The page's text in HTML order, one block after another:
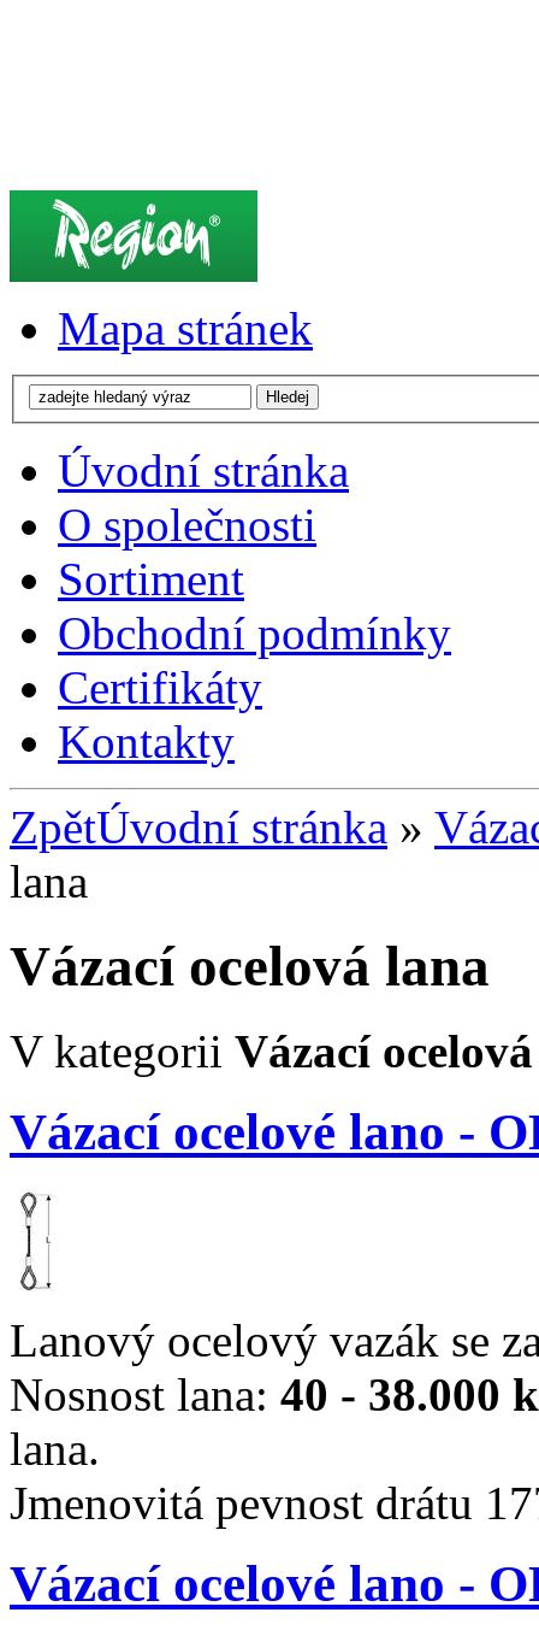
Mapa stránek
Úvodní stránka
O společnosti
Sortiment
Obchodní podmínky
Certifikáty
Kontakty
ZpětÚvodní stránka »
lana
Vázací ocelová lana
V kategorii Vázací
Vázací ocelové lano -
Lanový ocelový vazák se
Nosnost lana: 40 - 38.000
lana.
Jmenovitá pevnost drátu
Vázací ocelové lano -